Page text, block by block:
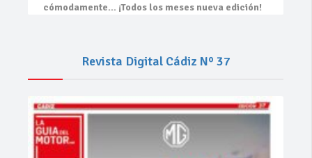
cómodamente… ¡Todos los meses nueva edición!
Revista Digital Cádiz Nº 37